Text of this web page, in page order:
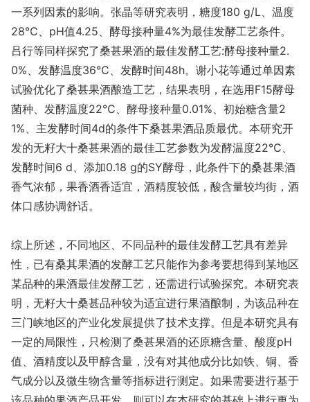
一系列因素的影响。张晶等研究表明，糖度180 g/L、温度
28℃、pH值4.25、酵母接种量4%为最佳发酵工艺条件。
吕行等同样探究了桑甚果酒的最佳发酵工艺:酵母接种量2.
0%、发酵温度36℃、发酵时间48h。谢小花等通过单因素
试验优化了桑甚果酒酿造工艺，结果表明，在选用F15酵母
菌种、发酵温度22℃、酵母接种量0.01%、初始糖含量2
1%、主发酵时间4d的条件下桑甚果酒品质最优。本研究开
发的无籽大十桑甚果酒的最佳工艺参数为发酵温度22℃、
发酵时间6 d、添加0.18 g的SY酵母，此条件下的桑甚果酒
香气浓郁，果香酒香适宜，酒精度较低，酸含量较均街，酒
体口感协调舒话。
综上所述，不同地区、不同品种的最佳发酵工艺具有差异
性，已有桑其果酒的发酵工艺只能作为参考要想得到某地区
某品种的果酒最佳发酵工艺，还需进行试验探究。本研究表
明，无籽大十桑甚品种较为适宜进行果酒酿制，为该品种在
三门峡地区的产业化发展提供了技术支撑。但是本研究具有
一定的局限性，只检测了桑甚果酒的还原糖含量、酸度pH
值、酒精度以及甲醇含量，没有对其他成分比如铁、铜、香
气成分以及微生物含量等指标进行测定。如果需要进行基于